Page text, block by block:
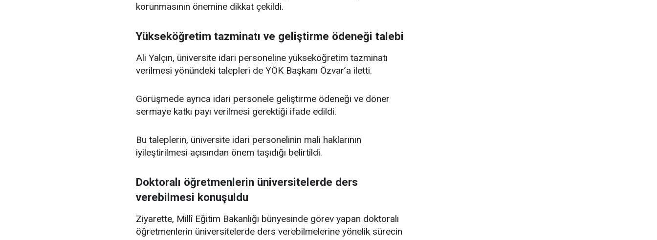
korunmasının önemine dikkat çekildi.
Yükseköğretim tazminatı ve geliştirme ödeneği talebi
Ali Yalçın, üniversite idari personeline yükseköğretim tazminatı
verilmesi yönündeki talepleri de YÖK Başkanı Özvar’a iletti.
Görüşmede ayrıca idari personele geliştirme ödeneği ve döner
sermaye katkı payı verilmesi gerektiği ifade edildi.
Bu taleplerin, üniversite idari personelinin mali haklarının
iyileştirilmesi açısından önem taşıdığı belirtildi.
Doktoralı öğretmenlerin üniversitelerde ders
verebilmesi konuşuldu
Ziyarette, Millî Eğitim Bakanlığı bünyesinde görev yapan doktoralı
öğretmenlerin üniversitelerde ders verebilmelerine yönelik sürecin